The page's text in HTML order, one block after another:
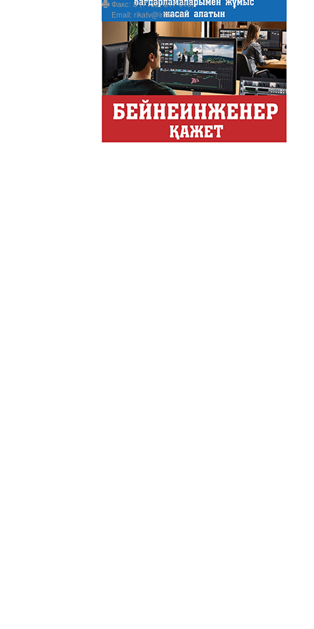
АНТИХАЙП
Хайп – это шумиха,
телезрителями и
Деловые новости
Обзор событий деловой
Казахстана.
Факс: 8 (7132) 217 015;
Email: rikatv@inbox.ru